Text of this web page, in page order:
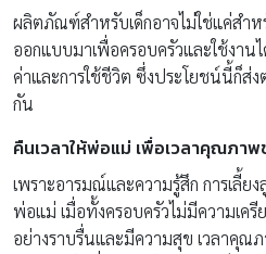
ผลิตภัณฑ์สำหรับเด็กอาจไม่ใช่แค่สำ
ออกแบบมาเพื่อครอบครัวและใช้งาน
ค่าและการใช้ชีวิต ซึ่งประโยชน์นี้ก็ส่
กัน
คืนเวลาให้พ่อแม่ เพื่อเวลาคุณภา
เพราะอารมณ์และความรู้สึก การเลี้ย
พ่อแม่ เมื่อทั้งครอบครัวไม่มีความเครี
อย่างราบรื่นและมีความสุข เวลาคุณ